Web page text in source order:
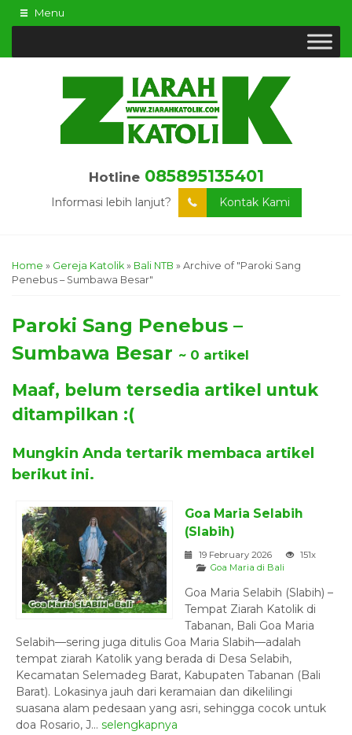
Menu
Hotline 085895135401
Informasi lebih lanjut? Kontak Kami
Home » Gereja Katolik » Bali NTB » Archive of "Paroki Sang
Penebus – Sumbawa Besar"
Paroki Sang Penebus –
Sumbawa Besar ~ 0 artikel
Maaf, belum tersedia artikel untuk
ditampilkan :(
Mungkin Anda tertarik membaca artikel
berikut ini.
Goa Maria Selabih
(Slabih)
19 February 2026
151x
Goa Maria di Bali
Goa Maria Selabih (Slabih) –
Tempat Ziarah Katolik di
Tabanan, Bali Goa Maria
Selabih—sering juga ditulis Goa Maria Slabih—adalah
tempat ziarah Katolik yang berada di Desa Selabih,
Kecamatan Selemadeg Barat, Kabupaten Tabanan (Bali
Barat). Lokasinya jauh dari keramaian dan dikelilingi
suasana alam pedesaan yang asri, sehingga cocok untuk
doa Rosario, J... selengkapnya